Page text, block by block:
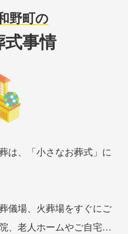
野町の
事情
は、「小さなお葬式」に
儀場、火葬場をすぐにご
、老人ホームやご自宅な